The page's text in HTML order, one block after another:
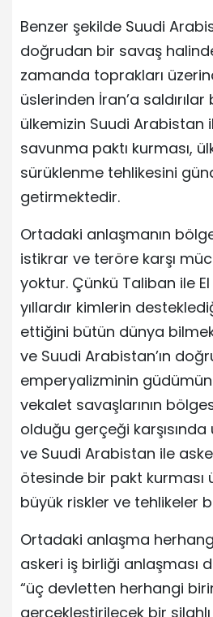
Benzer şekilde Suudi
doğrudan bir savaş
zamanda toprakları
üslerinden İran’a
ülkemizin Suudi Arabistan
savunma paktı kurması,
sürüklenme tehlikesini
getirmektedir.
Ortadaki anlaşmanın
istikrar ve teröre karşı
yoktur. Çünkü Taliban ile
yıllardır kimlerin
ettiğini bütün dünya
ve Suudi Arabistan’ın
emperyalizminin
vekalet savaşlarının
olduğu gerçeği
ve Suudi Arabistan ile
ötesinde bir pakt kurması
büyük riskler ve tehlikeler
Ortadaki anlaşma
askeri iş birliği anlaşması
“üç devletten herhangi
gerçekleştirilecek bir silahlı